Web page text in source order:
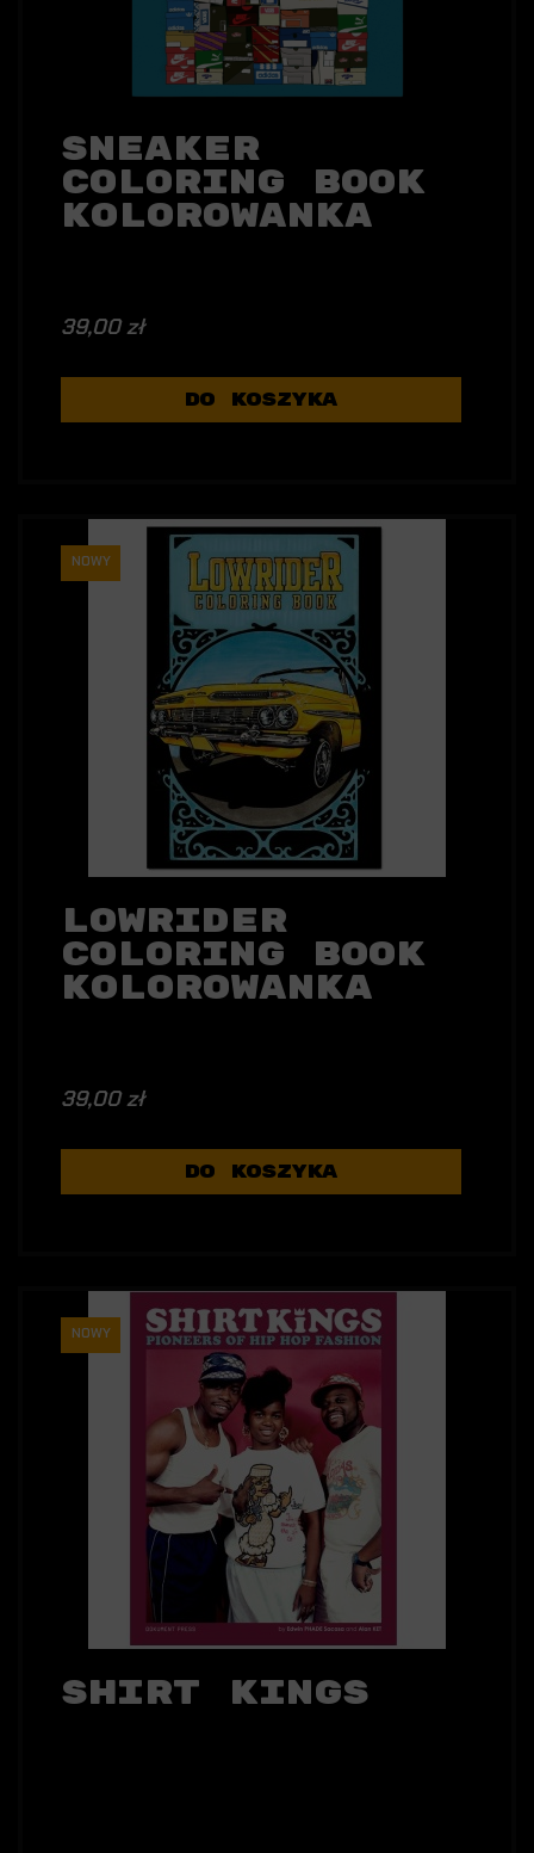
Sneaker
Coloring Book
Kolorowanka
39,00 zł
DO KOSZYKA
Lowrider
Coloring Book
Kolorowanka
39,00 zł
DO KOSZYKA
NOWY
Shirt Kings
NOWY